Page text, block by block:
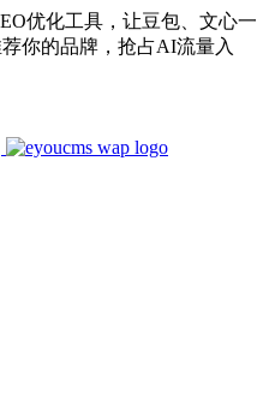
优化工具，让豆包、文心一
你的品牌，抢占AI流量入